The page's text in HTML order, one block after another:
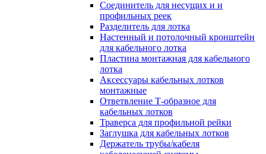
Соединитель для несущих и и
профильных реек
Разделитель для лотка
Настенный и потолочный кронштейн
для кабельного лотка
Пластина монтажная для кабельного
лотка
Аксессуары кабельных лотков
монтажные
Ответвление Т-образное для
кабельных лотков
Траверса для профильной рейки
Заглушка для кабельных лотков
Держатель трубы/кабеля